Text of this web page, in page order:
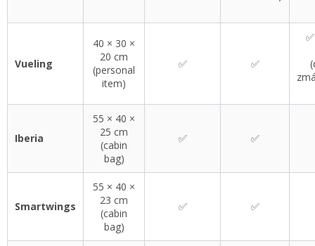
Vueling
40 × 30 ×
20 cm
(personal
item)
✅ ✅
Iberia
55 × 40 ×
25 cm
(cabin
bag)
✅ ✅
Smartwings
55 × 40 ×
23 cm
(cabin
bag)
✅ ✅